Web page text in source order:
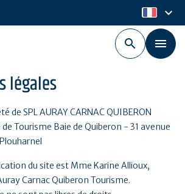
fr
keyboard_arrow_down
légales
de SPL AURAY CARNAC QUIBERON
Tourisme Baie de Quiberon - 31 avenue
du site est Mme Karine Allioux,
Carnac Quiberon Tourisme.